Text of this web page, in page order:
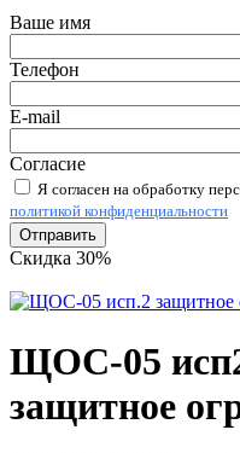
Ваше имя
Телефон
E-mail
Согласие
Я согласен на обработку
политикой конфиденциальности
Отправить
Скидка 30%
ЩОС-05
защитное